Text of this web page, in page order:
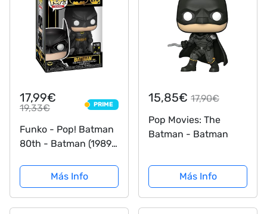
17,99€
19,33€ PRIME
PRIME
Funko - Pop! Batman
80th - Batman (1989)
Multicolor (37248)
Más Info
15,85€ 17,90€
Pop Movies: The
Batman - Batman
Más Info